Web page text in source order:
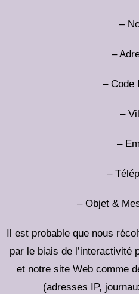
–
–
– Code
–
–
–
– Objet &
Il est probable que nous
par le biais de l’interactivité
et notre site Web comme
(adresses IP,